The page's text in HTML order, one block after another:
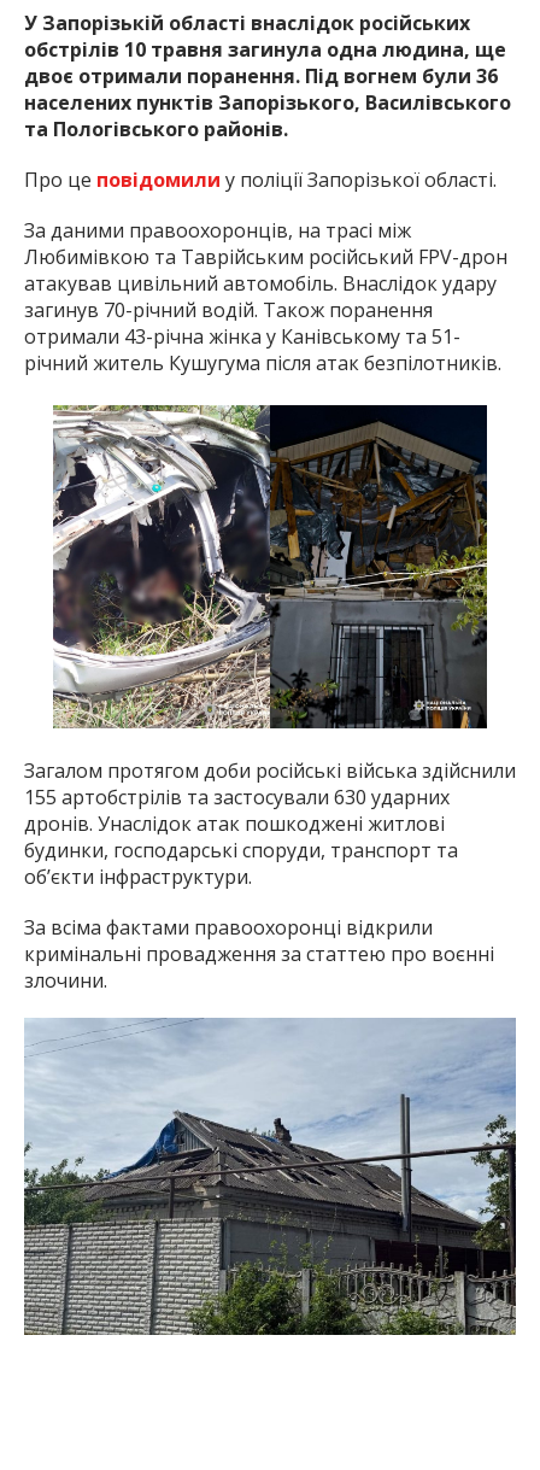
У Запорізькій області внаслідок російських
обстрілів 10 травня загинула одна людина, ще
двоє отримали поранення. Під вогнем були 36
населених пунктів Запорізького, Василівського
та Пологівського районів.
Про це повідомили у поліції Запорізької області.
За даними правоохоронців, на трасі між
Любимівкою та Таврійським російський FPV-дрон
атакував цивільний автомобіль. Внаслідок удару
загинув 70-річний водій. Також поранення
отримали 43-річна жінка у Канівському та 51-
річний житель Кушугума після атак безпілотників.
Загалом протягом доби російські війська здійснили
155 артобстрілів та застосували 630 ударних
дронів. Унаслідок атак пошкоджені житлові
будинки, господарські споруди, транспорт та
об’єкти інфраструктури.
За всіма фактами правоохоронці відкрили
кримінальні провадження за статтею про воєнні
злочини.